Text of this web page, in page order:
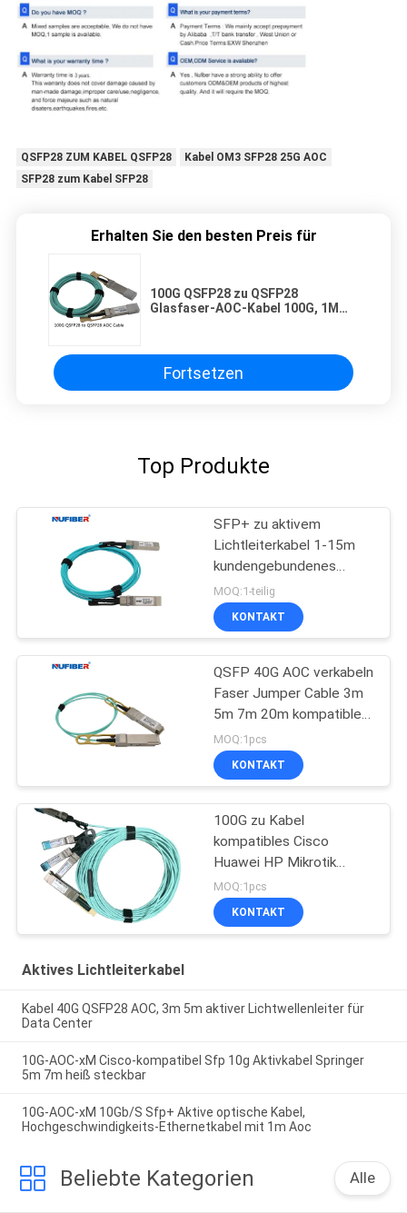
QSFP28 ZUM KABEL QSFP28
Kabel OM3 SFP28 25G AOC
SFP28 zum Kabel SFP28
Erhalten Sie den besten Preis für
100G QSFP28 zu QSFP28
Glasfaser-AOC-Kabel 100G, 1M
Fortsetzen
Top Produkte
SFP+ zu aktivem
Lichtleiterkabel 1-15m
kundengebundenes
Hochgeschwindigkeits-
10Gb/S SFP+
MOQ:1-teilig
KONTAKT
QSFP 40G AOC verkabeln
Faser Jumper Cable 3m
5m 7m 20m kompatibles
Cisco
MOQ:1pcs
KONTAKT
100G zu Kabel
kompatibles Cisco
Huawei HP Mikrotik
4x25G SFP28 Aoc
MOQ:1pcs
KONTAKT
Aktives Lichtleiterkabel
Kabel 40G QSFP28 AOC, 3m 5m aktiver Lichtwellenleiter für
Data Center
10G-AOC-xM Cisco-kompatibel Sfp 10g Aktivkabel Springer
5m 7m heiß steckbar
10G-AOC-xM 10Gb/S Sfp+ Aktive optische Kabel,
Hochgeschwindigkeits-Ethernetkabel mit 1m Aoc
Beliebte Kategorien Alle